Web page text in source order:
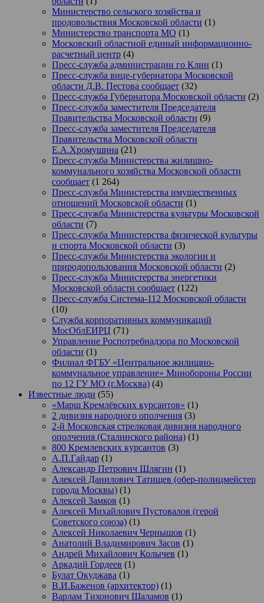
Министерство сельского хозяйства и
продовольствия Московской области (1)
Министерство транспорта МО (1)
Московский областной единый информационно-
расчетный центр (4)
Пресс-служба администрации го Клин (1)
Пресс-служба вице-губернатора Московской
области Д.В. Пестова сообщает (32)
Пресс-служба Губернатора Московской области (2)
Пресс-служба заместителя Председателя
Правительства Московской области (9)
Пресс-служба заместителя Председателя
Правительства Московской области
Е.А.Хромушина (21)
Пресс-служба Министерства жилищно-
коммунального хозяйства Московской области
сообщает (1 264)
Пресс-служба Министерства имущественных
отношений Московской области (1)
Пресс-служба Министерства культуры Московской
области (7)
Пресс-служба Министерства физической культуры
и спорта Московской области (3)
Пресс-служба Министерства экологии и
природопользования Московской области (2)
Пресс-служба Министерства энергетики
Московской области сообщает (122)
Пресс-служба Система-112 Московской области
(10)
Служба корпоративных коммуникаций
МосОблЕИРЦ (71)
Управление Роспотребнадзора по Московской
области (1)
Филиал ФГБУ «Центральное жилищно-
коммунальное управление» Минобороны России
по 12 ГУ МО (г.Москва) (4)
Известные люди (55)
«Марш Кремлёвских курсантов» (1)
2 дивизия народного ополчения (3)
2-й Московская стрелковая дивизия народного
ополчения (Сталинского района) (1)
800 Кремлевских курсантов (3)
А.П.Гайдар (1)
Александр Петрович Шлягин (1)
Алексей Данилович Татищев (обер-полицмейстер
города Москвы) (1)
Алексей Замков (1)
Алексей Михайлович Пустовалов (герой
Советского союза) (1)
Алексей Николаевич Чернышов (1)
Анатолий Владимирович Засов (1)
Андрей Михайлович Колычев (1)
Аркадий Гордеев (1)
Булат Окуджава (1)
В.И.Баженов (архитектор) (1)
Варлам Тихонович Шаламов (1)